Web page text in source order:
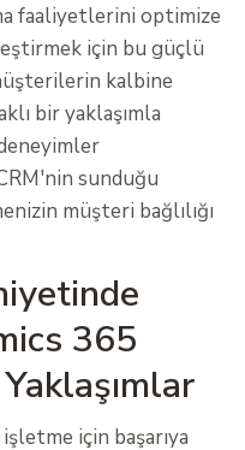
faaliyetlerini optimize
için bu güçlü
kalbine
bir yaklaşımla
sunduğu
müşteri bağlılığı
365
için başarıya